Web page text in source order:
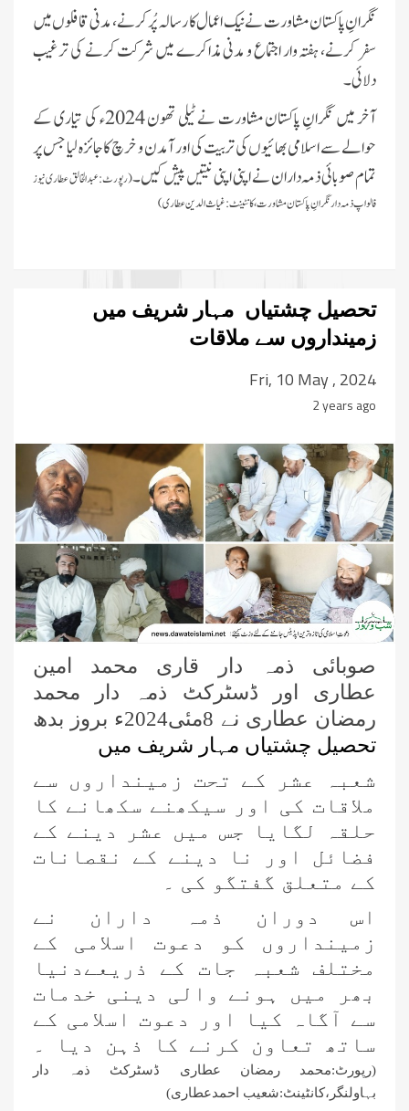
نگرانِ پاکستان مشاورت نے نیک اعمال کا رسالہ پُر کرنے، مدنی قافلوں میں
سفر کرنے، ہفتہ وار اجتماع و مدنی مذاکرے میں شرکت کرنے کی ترغیب
دلائی۔
آخر میں نگرانِ پاکستان مشاورت نے ٹیلی تھون 2024ء کی تیاری کے
حوالے سے اسلامی بھائیوں کی تربیت کی اور آمدن و خرچ کا جائزہ لیا جس پر
تمام صوبائی ذمہ داران نے اپنی اپنی نیتیں پیش کیں۔(رپورٹ:عبدالخالق عطاری نیوز
فالو اپ ذمہ دار نگرانِ پاکستان مشاورت، کانٹینٹ:غیاث الدین عطاری)
تحصیل چشتیاں مہار شریف میں
زمینداروں سے ملاقات
Fri, 10 May , 2024
2 years ago
صوبائی ذمہ دار قاری محمد امین
عطاری اور ڈسٹرکٹ ذمہ دار محمد
رمضان عطاری نے 8مئی2024ء بروز بدھ
تحصیل چشتیاں مہار شریف میں
شعبہ عشر کے تحت زمینداروں سے
ملاقات کی اور سیکھنے سکھانے کا
حلقہ لگایا جس میں عشر دینے کے
فضائل اور نا دینے کے نقصانات
کے متعلق گفتگو کی ۔
اس دوران ذمہ داران نے
زمینداروں کو دعوت اسلامی کے
مختلف شعبہ جات کے ذریعےدنیا
بھر میں ہونے والی دینی خدمات
سے آگاہ کیا اور دعوت اسلامی کے
ساتھ تعاون کرنے کا ذہن دیا ۔
(رپورٹ:محمد رمضان عطاری ڈسٹرکٹ ذمہ دار
بہاولنگر،کانٹینٹ:شعیب احمدعطاری)